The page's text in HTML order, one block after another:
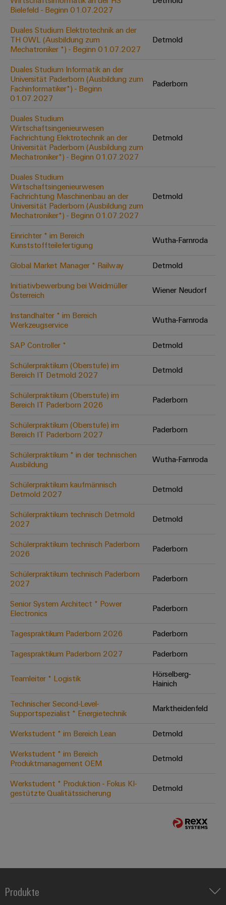
Abwasseraufbereitung
für
die
Wasser-
Abwasserindustrie
Wasserstoff
Wasserstoff
Schlüsseltechnologie
für
die
Energiewende
Effizienter
Betrieb
von
Windparks
Werkzeuge
Automaten
Software
Markierer
Industriedrucker
Cabinet
Infrastructure
Assemblierungsservice
Bestückte
Klemmenleisten
Modifizierte
und
bestückte
Kundenspezifische
Kabelkonfektionierung
Praxisnahe
Unsere Neuheiten
im Bereich
Digital
auf einem
neuen Niveau
unkompliziert,
Bielefeld - Beginn 01.07.2027
Duales Studium Elektrotechnik an der
TH OWL (Ausbildung zum
Mechatroniker *) - Beginn 01.07.2027
Detmold
Duales Studium Informatik an der
Universität Paderborn (Ausbildung zum
Fachinformatiker*) - Beginn
01.07.2027
Paderborn
Duales Studium
Wirtschaftsingenieurwesen
Fachrichtung Elektrotechnik an der
Universität Paderborn (Ausbildung zum
Mechatroniker*) - Beginn 01.07.2027
Detmold
Duales Studium
Wirtschaftsingenieurwesen
Fachrichtung Maschinenbau an der
Universität Paderborn (Ausbildung zum
Mechatroniker*) - Beginn 01.07.2027
Detmold
Einrichter * im Bereich
Kunststoffteilefertigung
Wutha-Farnroda
Global Market Manager * Railway
Detmold
Initiativbewerbung bei Weidmüller
Österreich
Wiener Neudorf
Instandhalter * im Bereich
Werkzeugservice
Wutha-Farnroda
SAP Controller *
Detmold
Schülerpraktikum (Oberstufe) im
Bereich IT Detmold 2027
Detmold
Schülerpraktikum (Oberstufe) im
Bereich IT Paderborn 2026
Paderborn
Schülerpraktikum (Oberstufe) im
Bereich IT Paderborn 2027
Paderborn
Schülerpraktikum * in der technischen
Ausbildung
Wutha-Farnroda
Schülerpraktikum kaufmännisch
Detmold 2027
Detmold
Schülerpraktikum technisch Detmold
2027
Detmold
Schülerpraktikum technisch Paderborn
2026
Paderborn
Schülerpraktikum technisch Paderborn
2027
Paderborn
Senior System Architect * Power
Electronics
Paderborn
Tagespraktikum Paderborn 2026
Paderborn
Tagespraktikum Paderborn 2027
Paderborn
Teamleiter * Logistik
Hörselberg-
Hainich
Technischer Second-Level-
Supportspezialist * Energietechnik
Marktheidenfeld
Werkstudent * im Bereich Lean
Detmold
Werkstudent * im Bereich
Produktmanagement OEM
Detmold
Werkstudent * Produktion - Fokus KI-
gestützte Qualitätssicherung
Detmold
Produkte